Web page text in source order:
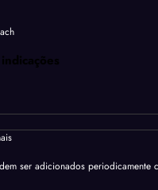
ser adicionados periodicamente